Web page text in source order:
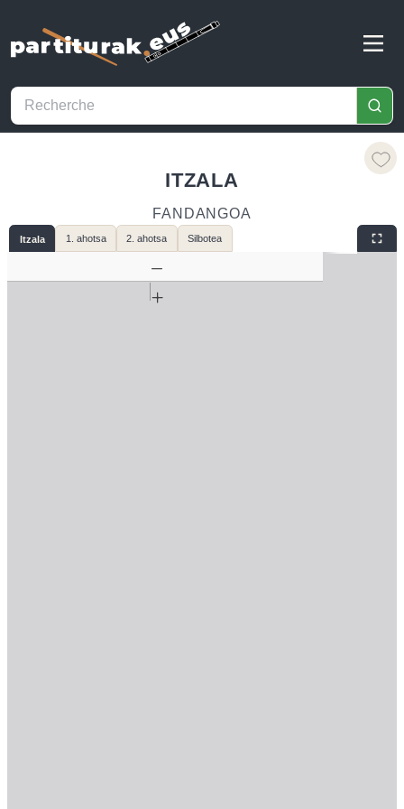
ITZALA
FANDANGOA
Itzala 1. ahotsa 2. ahotsa Silbotea